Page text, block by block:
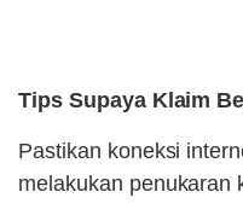
Tips Supaya Klaim
Pastikan koneksi
melakukan penukaran